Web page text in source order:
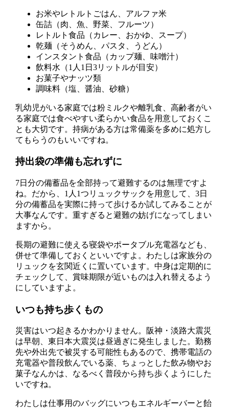
お米やレトルトごはん、アルファ米
缶詰（肉、魚、野菜、フルーツ）
レトルト食品（カレー、おかゆ、スープ）
乾麺（そうめん、パスタ、うどん）
インスタント食品（カップ麺、味噌汁）
飲料水（1人1日3リットルが目安）
お菓子やナッツ類
調味料（塩、醤油、砂糖）
乳幼児がいる家庭では粉ミルクや離乳食、高齢者がい
る家庭では食べやすい柔らかい食品を用意しておくこ
とも大切です。持病がある方は常備薬を多めに処方し
てもらうのもいいですね。
持出袋の準備も忘れずに
7日分の備蓄品を全部持って避難するのは無理ですよ
ね。だから、1人1つリュックサックを用意して、3日
分の備蓄品を実際に持って歩けるか試してみることが
大事なんです。重すぎると避難の妨げになってしまい
ますから。
長期の避難に使える寝袋やポータブル充電器なども、
併せて準備しておくといいですよ。わたしは家族分の
リュックを玄関近くに置いています。中身は定期的に
チェックして、賞味期限が近いものは入れ替えるよう
にしていますよ。
いつも持ち歩くもの
災害はいつ起きるかわかりません。阪神・淡路大震災
は早朝、東日本大震災は昼過ぎに発生しました。勤務
先や外出先で被災する可能性もあるので、携帯電話の
充電器や普段飲んでいる薬、ちょっとした飲み物やお
菓子なんかは、なるべく普段から持ち歩くようにした
いですね。
わたしは仕事用のバッグにいつもエネルギーバーと飴